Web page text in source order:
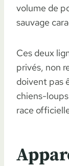
volume de
sauvage
Ces deux
privés, non
doivent pas
chiens-
race